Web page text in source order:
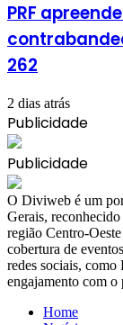
PRF
262
2 dias atrás
Publicidade
Publicidade
​O Diviweb é um
Gerais,
região Centro-
cobertura de
redes sociais, como
engajamento com o
Home